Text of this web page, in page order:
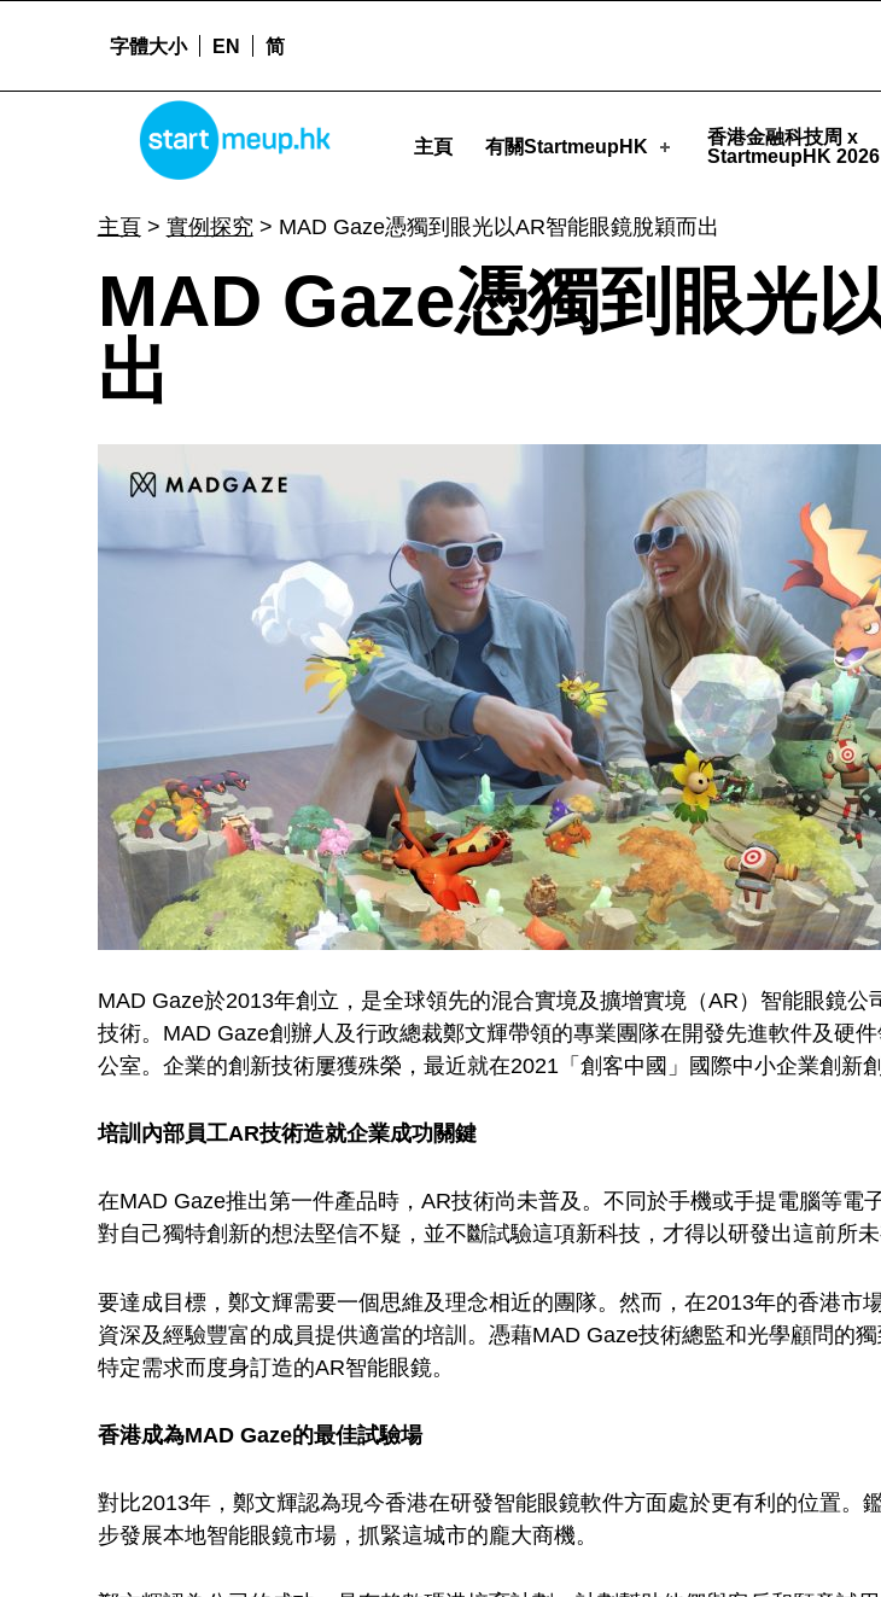
STARTMEUPHK
主頁 有關StartmeupHK
香港金融科技周 x
StartmeupHK 2026
字體大小 EN 简
主頁> 實例探究 > MAD Gaze憑獨到眼光以AR智能眼鏡脫穎而出
M
A
D
G
a
e
憑
獨
到
眼
光
以
A
R
智
能
眼
MAD Gaze憑獨到眼光
出
MAD Gaze於2013年創立，是全球領先的混合實境及擴增實境（AR）智能眼鏡
技術。MAD Gaze創辦人及行政總裁鄭文輝帶領的專業團隊在開發先進軟件及硬
公室。企業的創新技術屢獲殊榮，最近就在2021「創客中國」國際中小企業創新
培訓內部員工AR技術造就企業成功關鍵
在MAD Gaze推出第一件產品時，AR技術尚未普及。不同於手機或手提電腦等
對自己獨特創新的想法堅信不疑，並不斷試驗這項新科技，才得以研發出這前所未
要達成目標，鄭文輝需要一個思維及理念相近的團隊。然而，在2013年的香港
資深及經驗豐富的成員提供適當的培訓。憑藉MAD Gaze技術總監和光學顧問的
特定需求而度身訂造的AR智能眼鏡。
香港成為MAD Gaze的最佳試驗場
對比2013年，鄭文輝認為現今香港在研發智能眼鏡軟件方面處於更有利的位置
步發展本地智能眼鏡市場，抓緊這城市的龐大商機。